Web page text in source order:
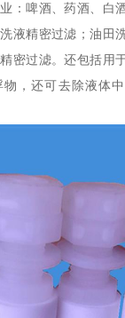
：啤酒、药酒、白
液精密过滤；油田
密过滤。还包括用
，还可去除液体